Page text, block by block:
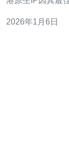
讨，特别是在知
2026年1月6日